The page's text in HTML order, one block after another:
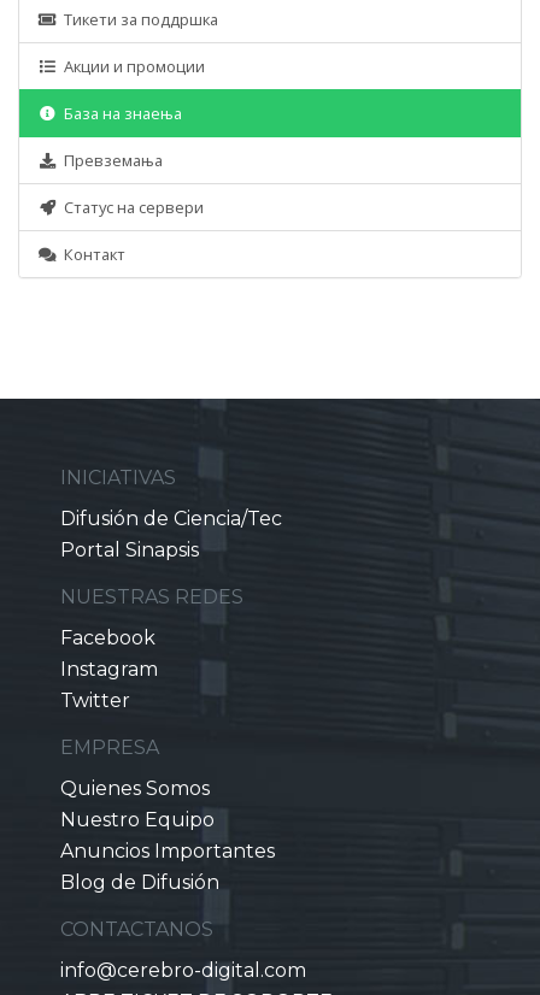
Тикети за поддршка
Акции и промоции
База на знаења
Превземања
Статус на сервери
Контакт
INICIATIVAS
Difusión de Ciencia/Tec
Portal Sinapsis
NUESTRAS REDES
Facebook
Instagram
Twitter
EMPRESA
Quienes Somos
Nuestro Equipo
Anuncios Importantes
Blog de Difusión
CONTACTANOS
info@cerebro-digital.com